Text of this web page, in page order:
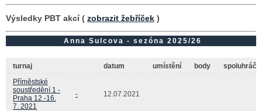
Výsledky PBT akcí ( zobrazit žebříček )
Anna Sulcova - sezóna 2025/26
turnaj datum umístění body
Příměstské
soustředění 1 -
Praha 12.-16.
7. 2021
- 12.07.2021